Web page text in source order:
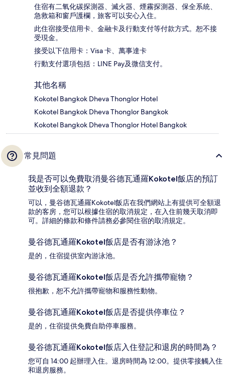
住宿有二氧化碳探測器、滅火器、煙霧探測器、保全系統、
急救箱和窗戶護欄，旅客可以安心入住。
此住宿接受信用卡、金融卡及行動支付等付款方式。恕不接
受現金。
接受以下信用卡：Visa 卡、萬事達卡
行動支付選項包括：LINE Pay及微信支付。
其他名稱
Kokotel Bangkok Dheva Thonglor Hotel
Kokotel Bangkok Dheva Thonglor Bangkok
Kokotel Bangkok Dheva Thonglor Hotel Bangkok
常見問題
我是否可以免費取消曼谷德瓦通羅Kokotel飯店的預訂
並收到全額退款？
可以，曼谷德瓦通羅Kokotel飯店在我們網站上有提供可全額退
款的客房，您可以根據住宿的取消規定，在入住前幾天取消即
可。詳細的條款和條件請務必參閱住宿的取消規定。
曼谷德瓦通羅Kokotel飯店是否有游泳池？
是的，住宿提供室內游泳池。
曼谷德瓦通羅Kokotel飯店是否允許攜帶寵物？
很抱歉，恕不允許攜帶寵物和服務性動物。
曼谷德瓦通羅Kokotel飯店是否提供停車位？
是的，住宿提供免費自助停車服務。
曼谷德瓦通羅Kokotel飯店入住登記和退房的時間為？
您可自 14:00 起辦理入住。退房時間為 12:00。提供零接觸入住
和退房服務。